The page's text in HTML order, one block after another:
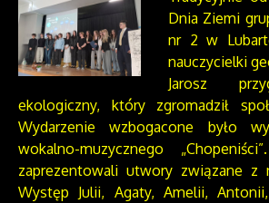
Dnia Ziemi
nr 2 w
nauczycielki
Jarosz
ekologiczny, który zgromadził
Wydarzenie wzbogacone było
wokalno-muzycznego
zaprezentowali utwory związane z
Występ Julii, Agaty, Amelii,